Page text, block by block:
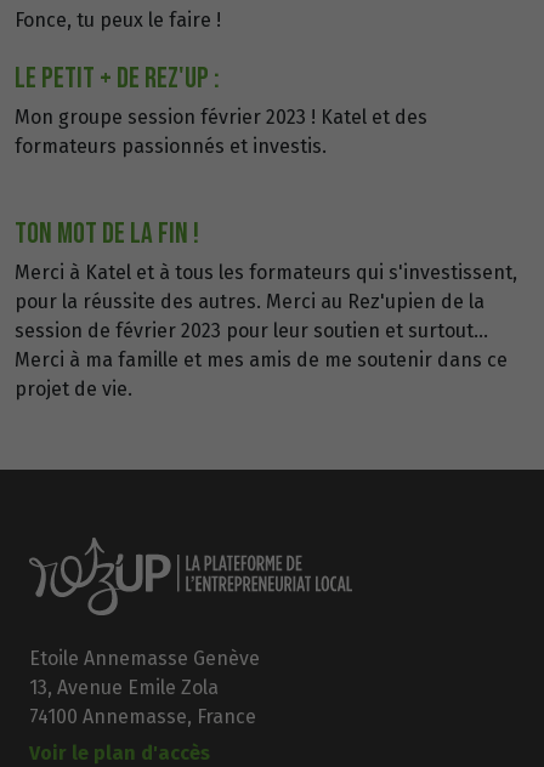
Fonce, tu peux le faire !
LE PETIT + DE REZ'UP :
Mon groupe session février 2023 ! Katel et des
formateurs passionnés et investis.
TON MOT DE LA FIN !
Merci à Katel et à tous les formateurs qui s'investissent,
pour la réussite des autres. Merci au Rez'upien de la
session de février 2023 pour leur soutien et surtout...
Merci à ma famille et mes amis de me soutenir dans ce
projet de vie.
Etoile Annemasse Genève
13, Avenue Emile Zola
74100 Annemasse, France
Voir le plan d'accès